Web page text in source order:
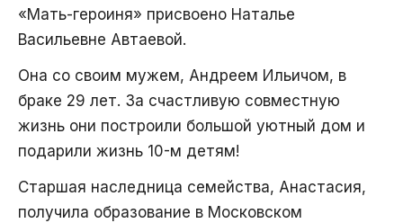
«Мать-героиня» присвоено Наталье
Васильевне Автаевой.
Она со своим мужем, Андреем Ильичом, в
браке 29 лет. За счастливую совместную
жизнь они построили большой уютный дом и
подарили жизнь 10-м детям!
Старшая наследница семейства, Анастасия,
получила образование в Московском